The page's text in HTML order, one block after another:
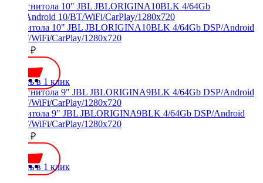
Магнитола 10" JBL JBLORIGINA10BLK 4/64Gb DSP/Android
10/BT/WiFi/CarPlay/1280x720
20000 ₽
Купить в 1 клик
Магнитола 9" JBL JBLORIGINA9BLK 4/64Gb DSP/Android
10/BT/WiFi/CarPlay/1280x720
20000 ₽
Купить в 1 клик